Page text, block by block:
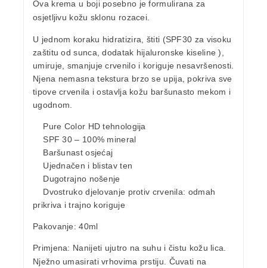
Ova krema u boji posebno je formulirana za
osjetljivu kožu sklonu rozacei.
U jednom koraku hidratizira, štiti (SPF30 za visoku
zaštitu od sunca, dodatak hijaluronske kiseline ),
umiruje, smanjuje crvenilo i koriguje nesavršenosti.
Njena nemasna tekstura brzo se upija, pokriva sve
tipove crvenila i ostavlja kožu baršunasto mekom i
ugodnom.
Pure Color HD tehnologija
SPF 30 – 100% mineral
Baršunast osjećaj
Ujednačen i blistav ten
Dugotrajno nošenje
Dvostruko djelovanje protiv crvenila: odmah
prikriva i trajno koriguje
Pakovanje: 40ml
Primjena: Nanijeti ujutro na suhu i čistu kožu lica.
Nježno umasirati vrhovima prstiju. Čuvati na